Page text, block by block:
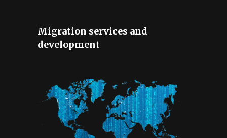
Migration services and
development